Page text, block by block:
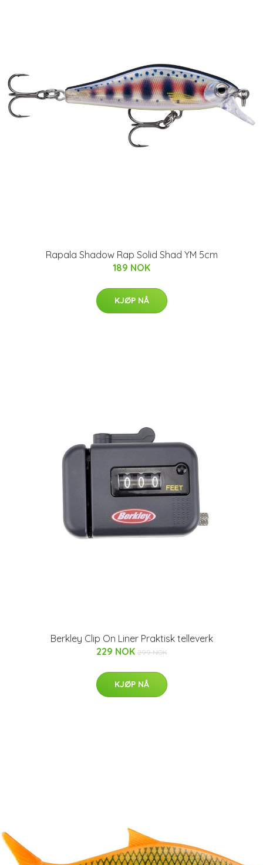
Rapala Shadow Rap Solid Shad YM 5cm
189 NOK
KJØP NÅ
Berkley Clip On Liner Praktisk telleverk
229 NOK 299 NOK
KJØP NÅ